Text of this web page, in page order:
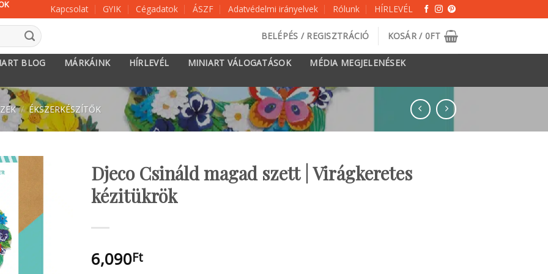
Kapcsolat GYIK Cégadatok ÁSZF Adatvédelmi irányelvek Rólunk HÍRLEVÉL
BELÉPÉS / REGISZTRÁCIÓ KOSÁR / 0FT
BLOG MÁRKÁINK HÍRLEVÉL MINIART VÁLOGATÁSOK
MÉDIA MEGJELENÉSEK
/ ÉKSZERKÉSZÍTŐK
Djeco Csináld magad szett | Virágkeretes
kézitükrök
6,090Ft